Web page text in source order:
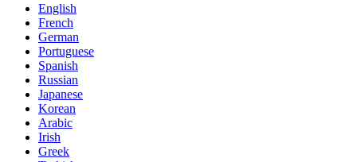
English
French
German
Portuguese
Spanish
Russian
Japanese
Korean
Arabic
Irish
Greek